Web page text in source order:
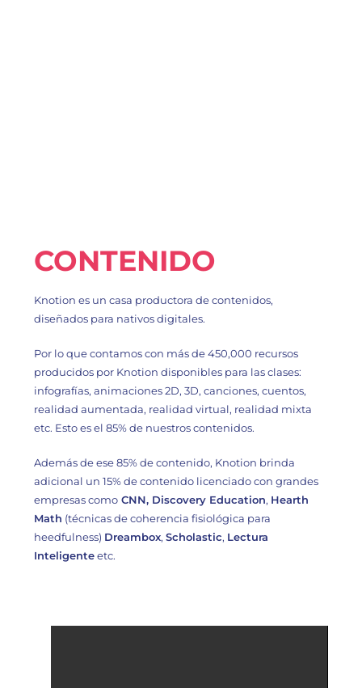
CONTENIDO
Knotion es un casa productora de contenidos,
diseñados para nativos digitales.
Por lo que contamos con más de 450,000 recursos
producidos por Knotion disponibles para las clases:
infografías, animaciones 2D, 3D, canciones, cuentos,
realidad aumentada, realidad virtual, realidad mixta
etc. Esto es el 85% de nuestros contenidos.
Además de ese 85% de contenido, Knotion brinda
adicional un 15% de contenido licenciado con grandes
empresas como CNN, Discovery Education, Hearth
Math (técnicas de coherencia fisiológica para
heedfulness) Dreambox,Scholastic, Lectura
Inteligenteetc.